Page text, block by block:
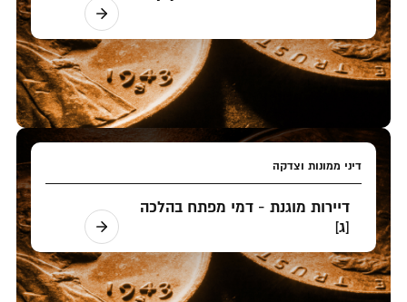
דיני ממונות וצדקה
דיירות מוגנת - דמי מפתח בהלכה
[ג]